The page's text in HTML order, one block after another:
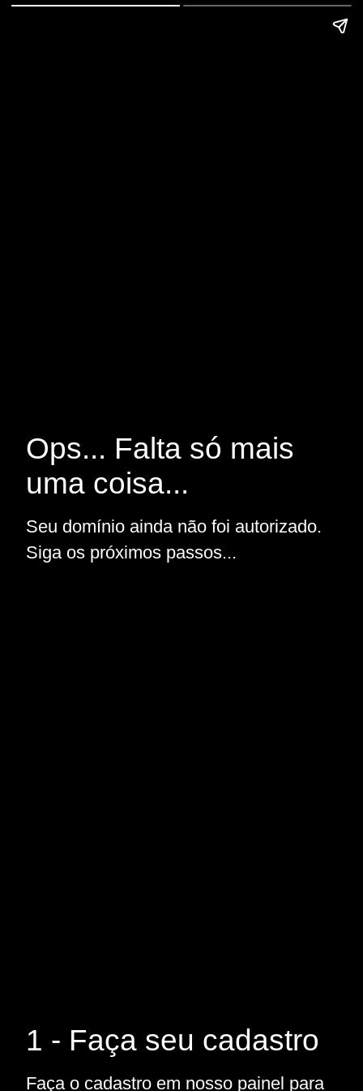
Ops... Falta só mais
uma coisa...
Seu domínio ainda não foi autorizado.
Siga os próximos passos...
1 - Faça seu cadastro
Faça o cadastro em nosso painel para